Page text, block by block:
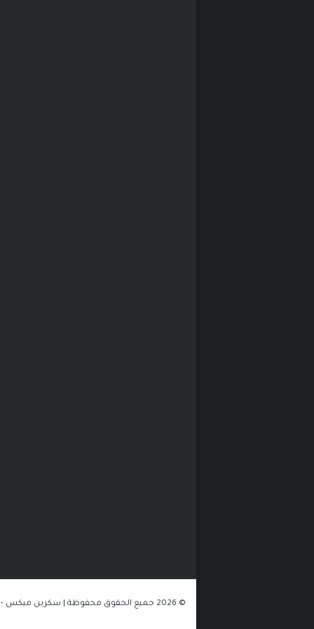
© 2026 جميع الحقوق محفوظة | سكرين ميكس - الموقع مستضاف على